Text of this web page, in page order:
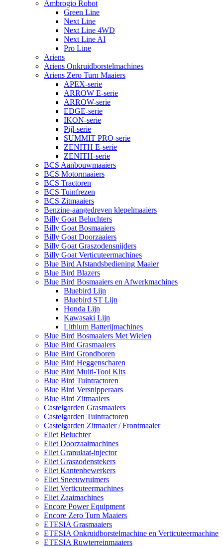
Ambrogio Robot
Green Line
Next Line
Next Line 4WD
Next Line AI
Pro Line
Ariens
Ariens Onkruidborstelmachines
Ariens Zero Turn Maaiers
APEX-serie
ARROW E-serie
ARROW-serie
EDGE-serie
IKON-serie
Pijl-serie
SUMMIT PRO-serie
ZENITH E-serie
ZENITH-serie
BCS Aanbouwmaaiers
BCS Motormaaiers
BCS Tractoren
BCS Tuinfrezen
BCS Zitmaaiers
Benzine-aangedreven klepelmaaiers
Billy Goat Beluchters
Billy Goat Bosmaaiers
Billy Goat Doorzaaiers
Billy Goat Graszodensnijders
Billy Goat Verticuteermachines
Blue Bird Afstandsbediening Maaier
Blue Bird Blazers
Blue Bird Bosmaaiers en Afwerkmachines
Bluebird Lijn
Bluebird ST Lijn
Honda Lijn
Kawasaki Lijn
Lithium Batterijmachines
Blue Bird Bosmaaiers Met Wielen
Blue Bird Grasmaaiers
Blue Bird Grondboren
Blue Bird Heggenscharen
Blue Bird Multi-Tool Kits
Blue Bird Tuintractoren
Blue Bird Versnipperaars
Blue Bird Zitmaaiers
Castelgarden Grasmaaiers
Castelgarden Tuintractoren
Castelgarden Zitmaaier / Frontmaaier
Eliet Beluchter
Eliet Doorzaaimachines
Eliet Granulaat-injector
Eliet Graszodenstekers
Eliet Kantenbewerkers
Eliet Sneeuwruimers
Eliet Verticuteermachines
Eliet Zaaimachines
Encore Power Equipment
Encore Zero Turn Maaiers
ETESIA Grasmaaiers
ETESIA Onkruidborstelmachine en Verticuteermachine
ETESIA Ruwterreinmaaiers